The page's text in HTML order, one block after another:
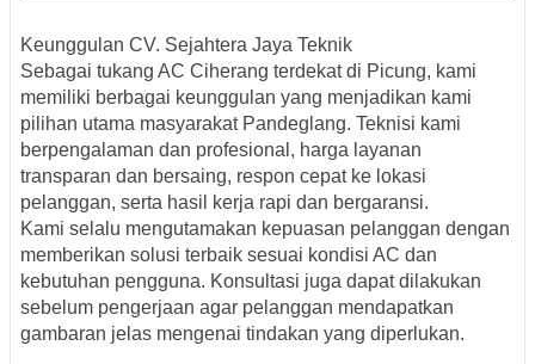
Keunggulan CV. Sejahtera Jaya Teknik
Sebagai tukang AC Ciherang terdekat di Picung, kami
memiliki berbagai keunggulan yang menjadikan kami
pilihan utama masyarakat Pandeglang. Teknisi kami
berpengalaman dan profesional, harga layanan
transparan dan bersaing, respon cepat ke lokasi
pelanggan, serta hasil kerja rapi dan bergaransi.
Kami selalu mengutamakan kepuasan pelanggan dengan
memberikan solusi terbaik sesuai kondisi AC dan
kebutuhan pengguna. Konsultasi juga dapat dilakukan
sebelum pengerjaan agar pelanggan mendapatkan
gambaran jelas mengenai tindakan yang diperlukan.